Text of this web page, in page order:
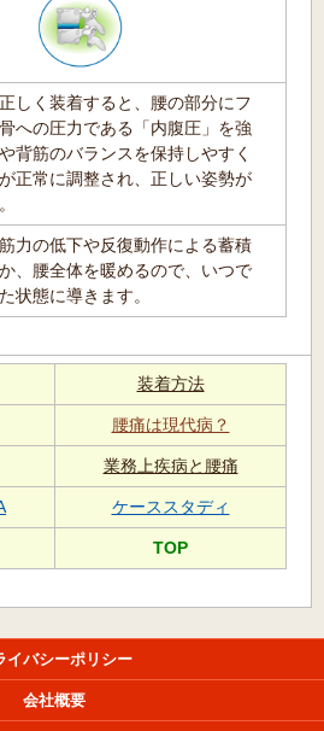
しく装着すると、腰の部分にフ
への圧力である「内腹圧」を強
背筋のバランスを保持しやすく
正常に調整され、正しい姿勢が
力の低下や反復動作による蓄積
、腰全体を暖めるので、いつで
状態に導きます。
装着方法
腰痛は現代病？
業務上疾病と腰痛
ケーススタディ
TOP
イバシーポリシー
会社概要